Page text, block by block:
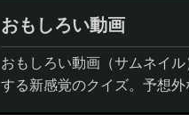
おもしろい動画
おもしろい動画（サムネイ
する新感覚のクイズ。予想外